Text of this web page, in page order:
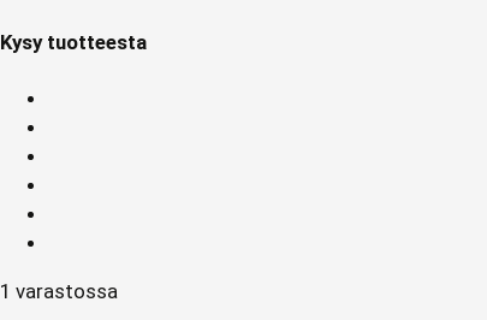
Kysy tuotteesta
1 varastossa